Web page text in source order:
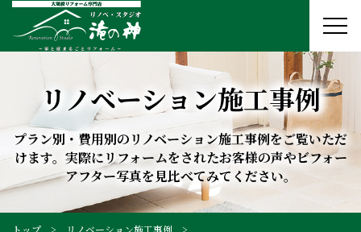
リノベーション施工事例
プラン別・費用別のリノベーション施工事例をご覧いただ
けます。実際にリフォームをされたお客様の声やビフォー
アフター写真を見比べてみてください。
トップ
リノベーション施工事例